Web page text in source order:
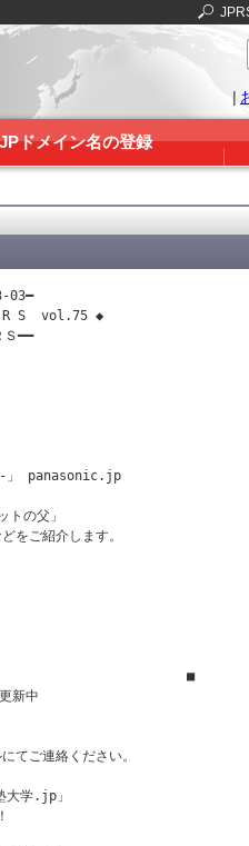
|
ドメイン名の登録
03━
J P R S  vol.75 ◆
Ｓ━━
‐」 panasonic.jp
トの父」
をご紹介します。
新中
ご連絡ください。
大学.jp」